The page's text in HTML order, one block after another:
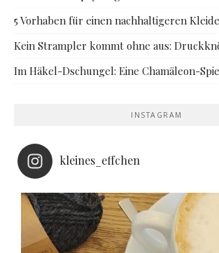
5 Vorhaben für einen nachhaltigeren
Kein Strampler kommt ohne aus:
Im Häkel-Dschungel: Eine Chamäleon-
INSTAGRAM
kleines_effchen